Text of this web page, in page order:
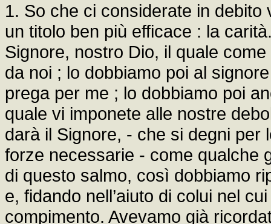
1. So che ci considerate in
un titolo ben più efficace : la
Signore, nostro Dio, il quale
da noi ; lo dobbiamo poi al
prega per me ; lo dobbiamo poi
quale vi imponete alle nostre
darà il Signore, - che si degni
forze necessarie - come qualche
di questo salmo, così dobbiamo
e, fidando nell’aiuto di colui nel
compimento. Avevamo già